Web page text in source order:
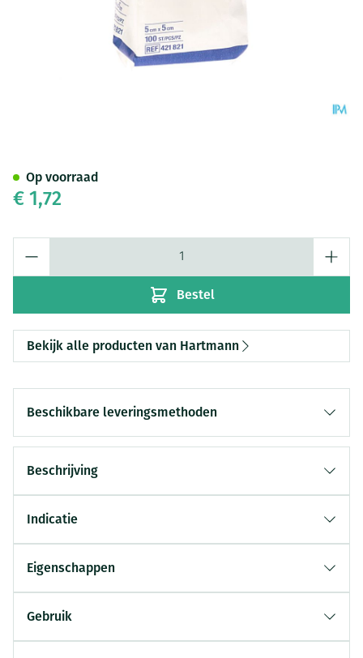
€ 1,72
Bestel
Op voorraad
Bekijk alle producten van Hartmann
Beschikbare leveringsmethoden
Beschrijving
Indicatie
Eigenschappen
Gebruik